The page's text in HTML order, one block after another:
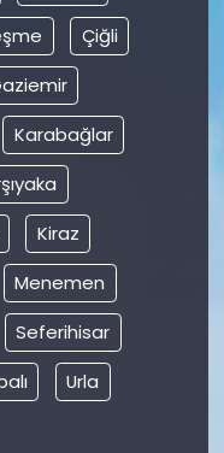
Çiğli
Karabağlar
Kiraz
Menemen
Seferihisar
Urla